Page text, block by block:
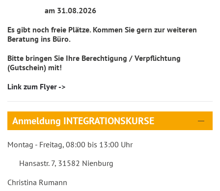
am 31.08.2026
Es gibt noch freie Plätze. Kommen Sie gern zur weiteren
Beratung ins Büro.
Bitte bringen Sie Ihre Berechtigung / Verpflichtung
(Gutschein) mit!
Link zum Flyer ->
Anmeldung INTEGRATIONSKURSE
Montag - Freitag, 08:00 bis 13:00 Uhr
Hansastr. 7, 31582 Nienburg
Christina Rumann